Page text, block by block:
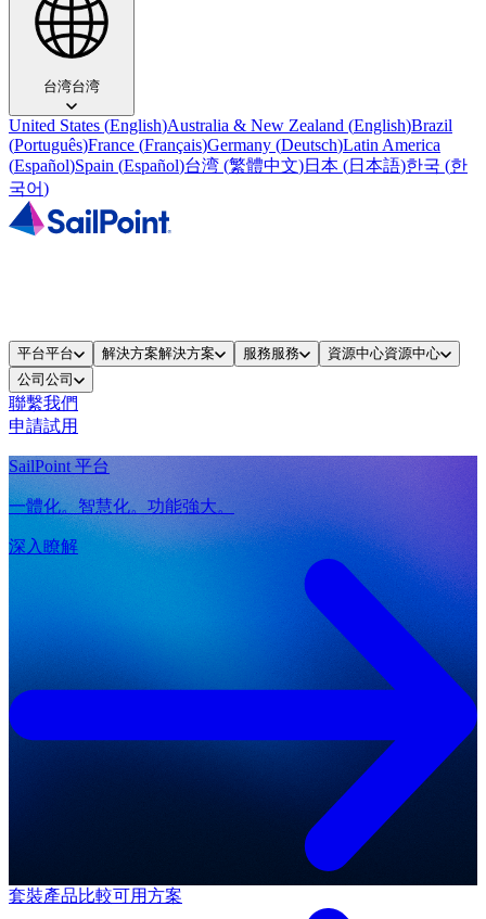
台湾台湾
United States (English)Australia & New Zealand (English)Brazil
(Português)France (Français)Germany (Deutsch)Latin America
(Español)Spain (Español)台湾 (繁體中文)日本 (日本語)한국 (한
국어)
平台平台 解決方案解決方案 服務服務 資源中心資源中心
公司 公司
聯繫我們
申請試用
SailPoint 平台
一體化。智慧化。功能強大。
深入瞭解
套裝產品比較可用方案